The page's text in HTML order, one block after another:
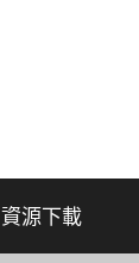
資源下載